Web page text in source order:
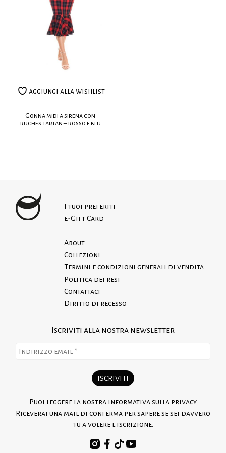
Composizione: 63% PL, 35% VI, 2% EA
Lavaggio:
100% Made in Italy
realizzati su misura.
Leggi le nostre politiche dei resi
aggiungi alla wishlist
Gonna midi a sirena con
ruches tartan – rosso e blu
I tuoi preferiti
e-Gift Card
About
Collezioni
Termini e condizioni generali di vendita
Politica dei resi
Contattaci
Diritto di recesso
Iscriviti alla nostra newsletter
Puoi leggere la nostra informativa sulla privacy.
Riceverai una mail di conferma per sapere se sei davvero
tu a volere l'iscrizione.